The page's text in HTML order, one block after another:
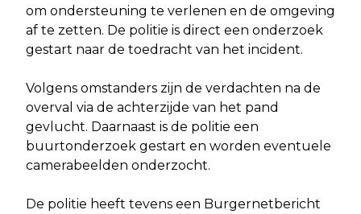
om ondersteuning te verlenen en de omgeving
af te zetten. De politie is direct een onderzoek
gestart naar de toedracht van het incident.
Volgens omstanders zijn de verdachten na de
overval via de achterzijde van het pand
gevlucht. Daarnaast is de politie een
buurtonderzoek gestart en worden eventuele
camerabeelden onderzocht.
De politie heeft tevens een Burgernetbericht